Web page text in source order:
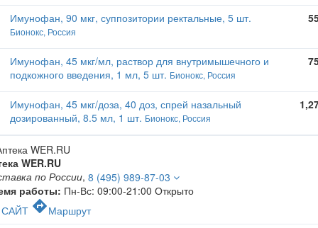
Имунофан, 90 мкг, суппозитории ректальные, 5 шт.
Бионокс, Россия
Имунофан, 45 мкг/мл, раствор для внутримышечного и
подкожного введения, 1 мл, 5 шт. Бионокс, Россия
Имунофан, 45 мкг/доза, 40 доз, спрей назальный
дозированный, 8.5 мл, 1 шт. Бионокс, Россия
WER.RU
по России, 8 (495) 989-87-03
работы: Пн-Вс: 09:00-21:00 Открыто
САЙТ directionsМаршрут